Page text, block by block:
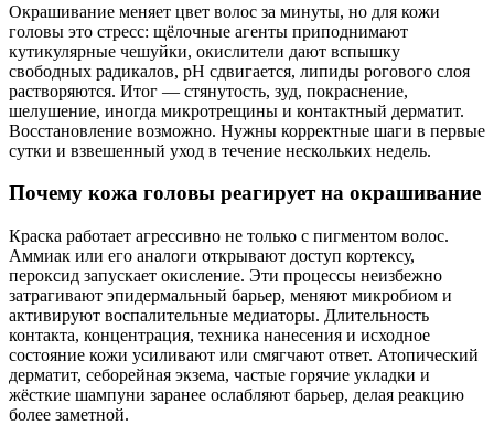
Окрашивание меняет цвет волос за минуты, но для кожи
головы это стресс: щёлочные агенты приподнимают
кутикулярные чешуйки, окислители дают вспышку
свободных радикалов, pH сдвигается, липиды рогового слоя
растворяются. Итог — стянутость, зуд, покраснение,
шелушение, иногда микротрещины и контактный дерматит.
Восстановление возможно. Нужны корректные шаги в первые
сутки и взвешенный уход в течение нескольких недель.
Почему кожа головы реагирует на окрашивание
Краска работает агрессивно не только с пигментом волос.
Аммиак или его аналоги открывают доступ кортексу,
пероксид запускает окисление. Эти процессы неизбежно
затрагивают эпидермальный барьер, меняют микробиом и
активируют воспалительные медиаторы. Длительность
контакта, концентрация, техника нанесения и исходное
состояние кожи усиливают или смягчают ответ. Атопический
дерматит, себорейная экзема, частые горячие укладки и
жёсткие шампуни заранее ослабляют барьер, делая реакцию
более заметной.